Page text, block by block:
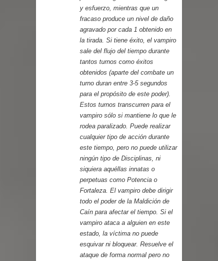
y esfuerzo, mientras que un
fracaso produce un nivel de daño
agravado por cada 1 obtenido en
la tirada. Si tiene éxito, el vampiro
sale del flujo del tiempo durante
tantos turnos como éxitos
obtenidos (aparte del combate un
turno duran entre 3-5 segundos
para el propósito de este poder).
Estos turnos transcurren para el
vampiro sólo si mantiene lo que le
rodea paralizado. Puede realizar
cualquier tipo de acción durante
este tiempo, pero no puede utilizar
ningún tipo de Disciplinas, ni
siquiera aquéllas innatas o
perpetuas como Potencia o
Fortaleza. El vampiro debe dirigir
todo el poder de la Maldición de
Caín para afectar el tiempo. Si el
vampiro ataca a alguien en este
estado, la víctima no puede
esquivar ni bloquear. Resuelve el
ataque de forma normal pero no